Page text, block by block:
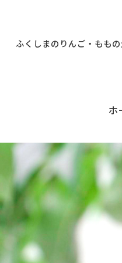
ふくしまのりんご・もも
ホ